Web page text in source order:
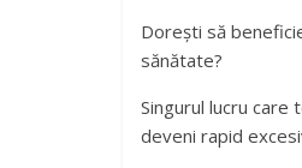
Dorești să
sănătate?
Singurul lucru
deveni rapid